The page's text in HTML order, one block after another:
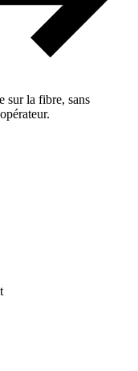
sur la fibre, sans